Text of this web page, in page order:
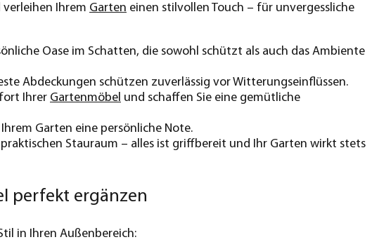
Ihrem Garten einen stilvollen Touch – für unvergessliche
Oase im Schatten, die sowohl schützt als auch das Ambiente
Abdeckungen schützen zuverlässig vor Witterungseinflüssen.
Ihrer Gartenmöbel und schaffen Sie eine gemütliche
Garten eine persönliche Note.
Stauraum – alles ist griffbereit und Ihr Garten wirkt stets
perfekt ergänzen
in Ihren Außenbereich: